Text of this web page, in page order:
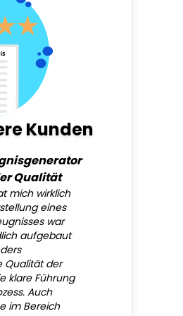
Kunden
Qualität
mich wirklich
eines
war
aufgebaut
Qualität der
klare Führung
Auch
im Bereich